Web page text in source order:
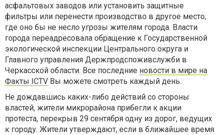
асфальтовых заводов или установить защитные
фильтры или перенести производство в другое место,
где оно бы не несло угрозы жителям города. Власти
города переадресовала обращение к Государственной
экологической инспекции Центрального округа и
Главного управления Держпродспоживслужби в
Черкасской области. Все последние новости в мире на
Факты ICTV Вы можете смотреть каждый день.
Не дождавшись каких-либо действий со стороны
властей, жители микрорайона прибегли к акции
протеста, перекрыв 29 сентября одну из дорог, ведущих
к городу. Жители утверждают, если в ближайшее время